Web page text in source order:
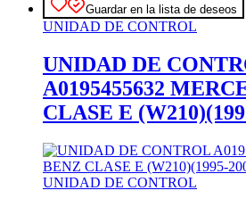
Guardar en la lista de deseos
UNIDAD DE CONTROL
UNIDAD DE
A0195455632
CLASE E
UNIDAD DE CONTROL